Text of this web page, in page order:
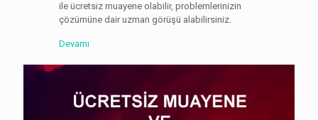
ile ücretsiz muayene olabilir, problemlerinizin
çözümüne dair uzman görüşü alabilirsiniz.
Devamı